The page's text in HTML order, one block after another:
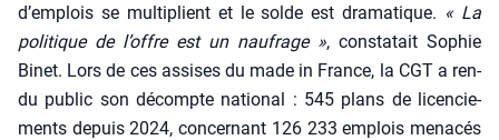
d’emplois se mul­ti­plient et le solde est dra­ma­tique. « La
poli­tique de l’offre est un nau­frage », consta­tait Sophie
Binet. Lors de ces assises du made in France, la CGT a ren­
du public son décompte natio­nal : 545 plans de licen­cie­
ments depuis 2024, concer­nant 126 233 emplois mena­cés